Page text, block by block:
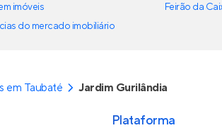
imóveis
do mercado imobiliário
Feirão da
em Taubaté Jardim Gurilândia
Plataforma